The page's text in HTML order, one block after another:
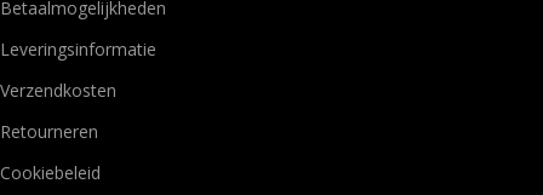
Betaalmogelijkheden
Leveringsinformatie
Verzendkosten
Retourneren
Cookiebeleid